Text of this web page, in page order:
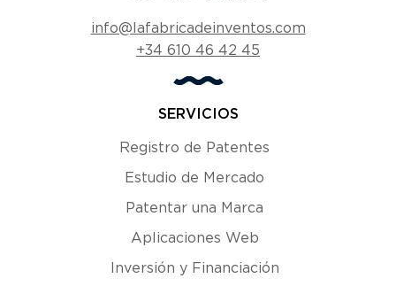
info@lafabricadeinventos.com
+34 610 46 42 45
SERVICIOS
Registro de Patentes
Estudio de Mercado
Patentar una Marca
Aplicaciones Web
Inversión y Financiación